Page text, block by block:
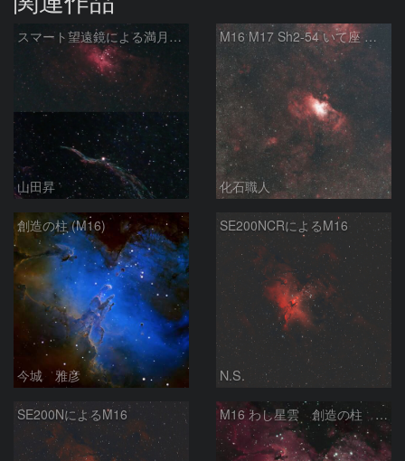
スマート望遠鏡による満月下の星雲（M16,NGC6960）
山田昇
M16 M17 Sh2-54 いて座 へび座
化石職人
創造の柱 (M16)
今城 雅彦
SE200NCRによるM16
N.S.
SE200NによるM16 M16 わし星雲 創造の柱 へび座